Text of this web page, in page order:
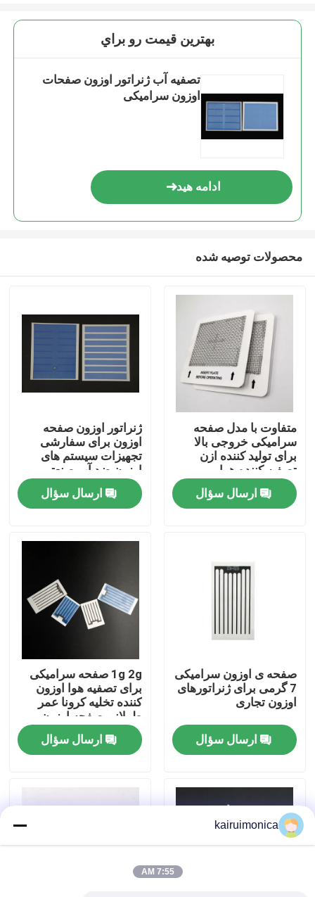
خونه
فیلم های
نمایش واقعیت مجازی
درباره ما
تور کارخانه
کنترل کیفیت
با ما تماس بگیرید
اخبار
بهترين قيمت رو براي
تصفیه آب ژنراتور اوزون صفحات
اوزون سرامیکی
ادامه هید
محصولات توصیه شده
متفاوت با مدل صفحه
سرامیکی خروجی بالا
برای تولید کننده ازن
تصفیه کننده هوا
ارسال سؤال
ژنراتور اوزون صفحه
اوزون برای سفارشی
تجهیزات سیستم های
اوزون ضد آب صنعتی
ارسال سؤال
صفحه ی اوزون سرامیکی
7 گرمی برای ژنراتورهای
اوزون تجاری
ارسال سؤال
1g 2g صفحه سرامیکی
برای تصفیه هوا اوزون
کننده تخلیه کرونا عمر
طولانی صفحه اوزون
ارسال سؤال
kairuimonica
7:55 AM